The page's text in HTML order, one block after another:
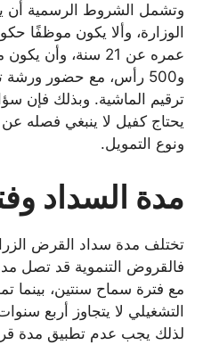
وتشمل الشروط الرسمية أن
الوزارة، وألا يكون موظفًا
و500 رأس، مع حضور
ترقيم الماشية. وبذلك فإن
يحتاج كفيل لا ينبغي فصله عن
ونوع التمويل.
مدة السداد
تختلف مدة سداد القرض
مع فترة سماح سنتين، بينما
التشغيلي لا يتجاوز أربع
لذلك يجب عدم تطبيق مدة